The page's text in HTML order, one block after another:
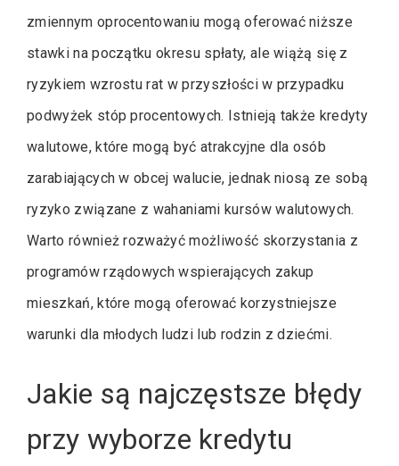
zmiennym oprocentowaniu mogą oferować niższe
stawki na początku okresu spłaty, ale wiążą się z
ryzykiem wzrostu rat w przyszłości w przypadku
podwyżek stóp procentowych. Istnieją także kredyty
walutowe, które mogą być atrakcyjne dla osób
zarabiających w obcej walucie, jednak niosą ze sobą
ryzyko związane z wahaniami kursów walutowych.
Warto również rozważyć możliwość skorzystania z
programów rządowych wspierających zakup
mieszkań, które mogą oferować korzystniejsze
warunki dla młodych ludzi lub rodzin z dziećmi.
Jakie są najczęstsze błędy
przy wyborze kredytu